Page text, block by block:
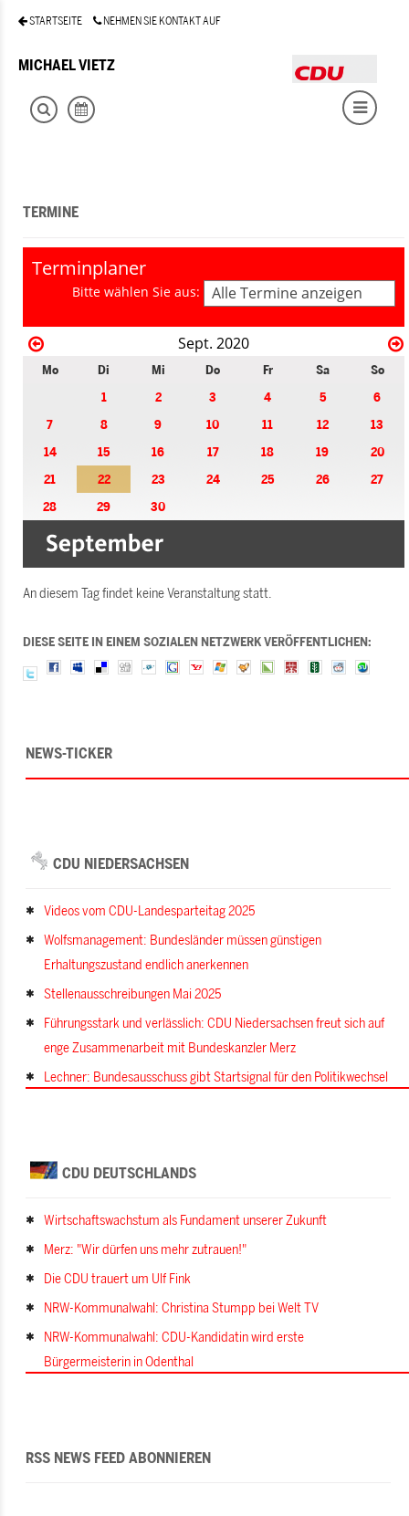
STARTSEITE NEHMEN SIE KONTAKT AUF
MICHAEL VIETZ
TERMINE
Terminplaner
Bitte wählen Sie aus: Alle Termine anzeigen
Sept. 2020
Mo Di Mi Do Fr Sa
So
1
2 3 4 5
6
7
8 9 10 11 12
13
14
15 16 17 18 19
20
21
22 23 24 25 26
27
28
29 30
An diesem Tag findet keine Veranstaltung statt.
DIESE SEITE IN EINEM SOZIALEN NETZWERK VERÖFFENTLICHEN:
NEWS-TICKER
CDU NIEDERSACHSEN
Videos vom CDU-Landesparteitag 2025
Wolfsmanagement: Bundesländer müssen günstigen
Erhaltungszustand endlich anerkennen
Stellenausschreibungen Mai 2025
Führungsstark und verlässlich: CDU Niedersachsen freut sich auf
enge Zusammenarbeit mit Bundeskanzler Merz
Lechner: Bundesausschuss gibt Startsignal für den Politikwechsel
CDU DEUTSCHLANDS
Wirtschaftswachstum als Fundament unserer Zukunft
Merz: "Wir dürfen uns mehr zutrauen!"
Die CDU trauert um Ulf Fink
NRW-Kommunalwahl: Christina Stumpp bei Welt TV
NRW-Kommunalwahl: CDU-Kandidatin wird erste
Bürgermeisterin in Odenthal
RSS NEWS FEED ABONNIEREN